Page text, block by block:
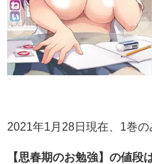
2021年1月28日現在、1巻の
【思春期のお勉強】の値段